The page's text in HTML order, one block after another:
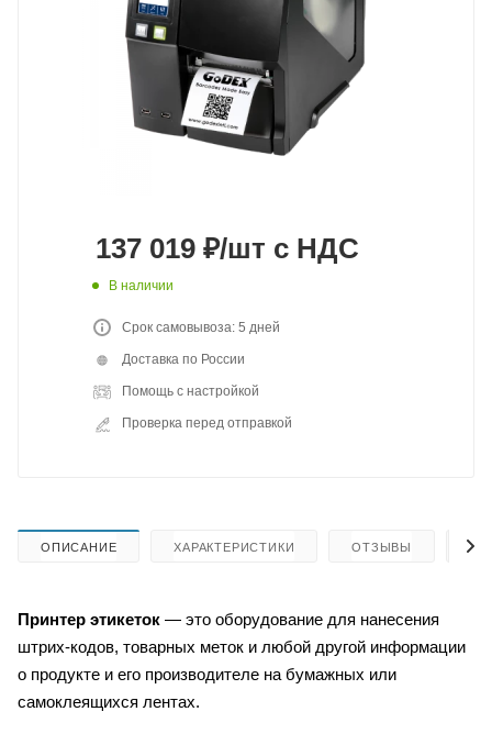
137 019 ₽/шт с НДС
В наличии
Срок самовывоза: 5 дней
Доставка по России
Помощь с настройкой
Проверка перед отправкой
ОПИСАНИЕ ХАРАКТЕРИСТИКИ ОТЗЫВЫ
Принтер этикеток — это оборудование для нанесения
штрих-кодов, товарных меток и любой другой информации
о продукте и его производителе на бумажных или
самоклеящихся лентах.